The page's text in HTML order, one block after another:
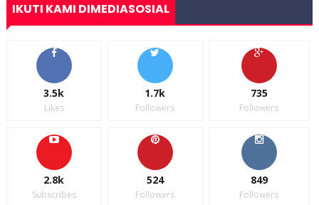
IKUTI KAMI DIMEDIASOSIAL
3.5k
Likes
1.7k
Followers
735
Followers
2.8k
Subscribes
524
Followers
849
Followers